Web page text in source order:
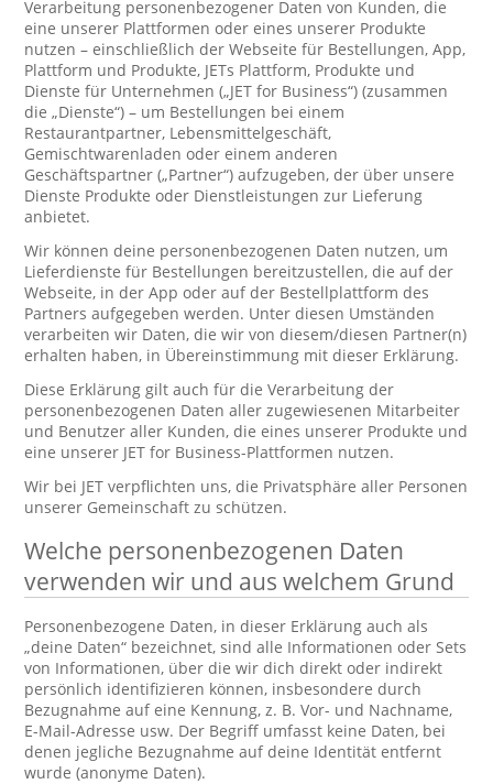
Verarbeitung personenbezogener Daten von Kunden, die
eine unserer Plattformen oder eines unserer Produkte
nutzen – einschließlich der Webseite für Bestellungen, App,
Plattform und Produkte, JETs Plattform, Produkte und
Dienste für Unternehmen („JET for Business“) (zusammen
die „Dienste“) – um Bestellungen bei einem
Restaurantpartner, Lebensmittelgeschäft,
Gemischtwarenladen oder einem anderen
Geschäftspartner („Partner“) aufzugeben, der über unsere
Dienste Produkte oder Dienstleistungen zur Lieferung
anbietet.
Wir können deine personenbezogenen Daten nutzen, um
Lieferdienste für Bestellungen bereitzustellen, die auf der
Webseite, in der App oder auf der Bestellplattform des
Partners aufgegeben werden. Unter diesen Umständen
verarbeiten wir Daten, die wir von diesem/diesen Partner(n)
erhalten haben, in Übereinstimmung mit dieser Erklärung.
Diese Erklärung gilt auch für die Verarbeitung der
personenbezogenen Daten aller zugewiesenen Mitarbeiter
und Benutzer aller Kunden, die eines unserer Produkte und
eine unserer JET for Business-Plattformen nutzen.
Wir bei JET verpflichten uns, die Privatsphäre aller Personen
unserer Gemeinschaft zu schützen.
Welche personenbezogenen Daten
verwenden wir und aus welchem Grund
Personenbezogene Daten, in dieser Erklärung auch als
„deine Daten“ bezeichnet, sind alle Informationen oder Sets
von Informationen, über die wir dich direkt oder indirekt
persönlich identifizieren können, insbesondere durch
Bezugnahme auf eine Kennung, z. B. Vor- und Nachname,
E-Mail-Adresse usw. Der Begriff umfasst keine Daten, bei
denen jegliche Bezugnahme auf deine Identität entfernt
wurde (anonyme Daten).